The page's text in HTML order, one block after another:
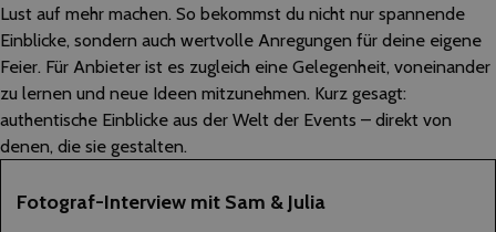
Lust auf mehr machen. So bekommst du nicht nur spannende
Einblicke, sondern auch wertvolle Anregungen für deine eigene
Feier. Für Anbieter ist es zugleich eine Gelegenheit, voneinander
zu lernen und neue Ideen mitzunehmen. Kurz gesagt:
authentische Einblicke aus der Welt der Events – direkt von
denen, die sie gestalten.
07
Fotograf-Interview mit Sam & Julia